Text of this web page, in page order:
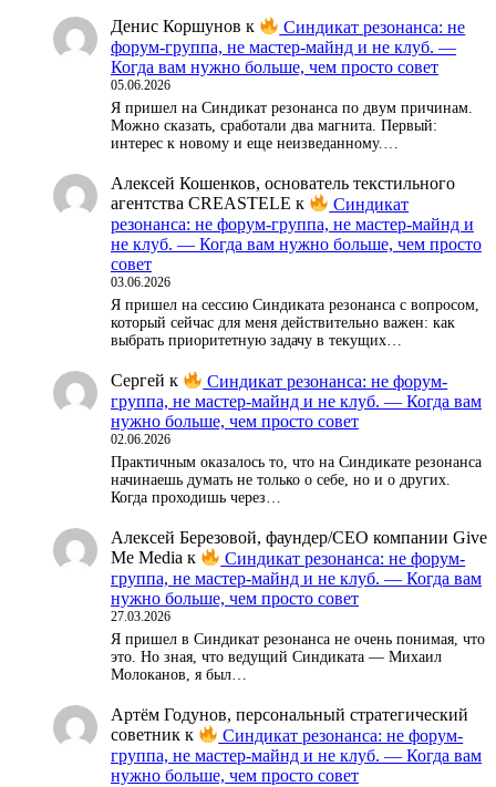
Денис Коршунов к
Синдикат резонанса: не
форум-группа, не мастер-майнд и не клуб. —
Когда вам нужно больше, чем просто совет
05.06.2026
Я пришел на Синдикат резонанса по двум причинам.
Можно сказать, сработали два магнита. Первый:
интерес к новому и еще неизведанному.…
Алексей Кошенков, основатель текстильного
агентства CREASTELE к
Синдикат
резонанса: не форум-группа, не мастер-майнд и
не клуб. — Когда вам нужно больше, чем просто
совет
03.06.2026
Я пришел на сессию Синдиката резонанса с вопросом,
который сейчас для меня действительно важен: как
выбрать приоритетную задачу в текущих…
Сергей к
Синдикат резонанса: не форум-
группа, не мастер-майнд и не клуб. — Когда вам
нужно больше, чем просто совет
02.06.2026
Практичным оказалось то, что на Синдикате резонанса
начинаешь думать не только о себе, но и о других.
Когда проходишь через…
Алексей Березовой, фаундер/СЕО компании Give
Me Media к
Синдикат резонанса: не форум-
группа, не мастер-майнд и не клуб. — Когда вам
нужно больше, чем просто совет
27.03.2026
Я пришел в Синдикат резонанса не очень понимая, что
это. Но зная, что ведущий Синдиката — Михаил
Молоканов, я был…
Артём Годунов, персональный стратегический
советник к
Синдикат резонанса: не форум-
группа, не мастер-майнд и не клуб. — Когда вам
нужно больше, чем просто совет